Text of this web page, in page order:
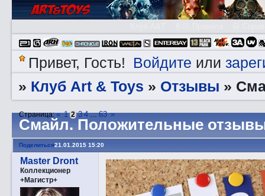
Привет, Гость! Войдите или
» Клуб Art & Toys » Отзывы »
Смaйл. Положительные
Страница:« 1 2 3 4 … 63 »
Поделиться21.01.2015 15:20
Master Dront
Коллекционер
+Магистр+